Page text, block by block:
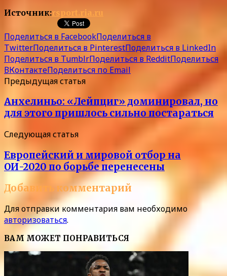
Источник:rsport.ria.ru
Поделиться в FacebookПоделиться в
TwitterПоделиться в PinterestПоделиться в LinkedIn
Поделиться в TumblrПоделиться в RedditПоделиться
ВКонтактеПоделиться по Email
Предыдущая статья
Анхелиньо: «Лейпциг» доминировал, но
для этого пришлось сильно постараться
Следующая статья
Европейский и мировой отбор на
ОИ-2020 по борьбе перенесены
Добавить комментарий
Для отправки комментария вам необходимо
авторизоваться.
ВАМ МОЖЕТ ПОНРАВИТЬСЯ